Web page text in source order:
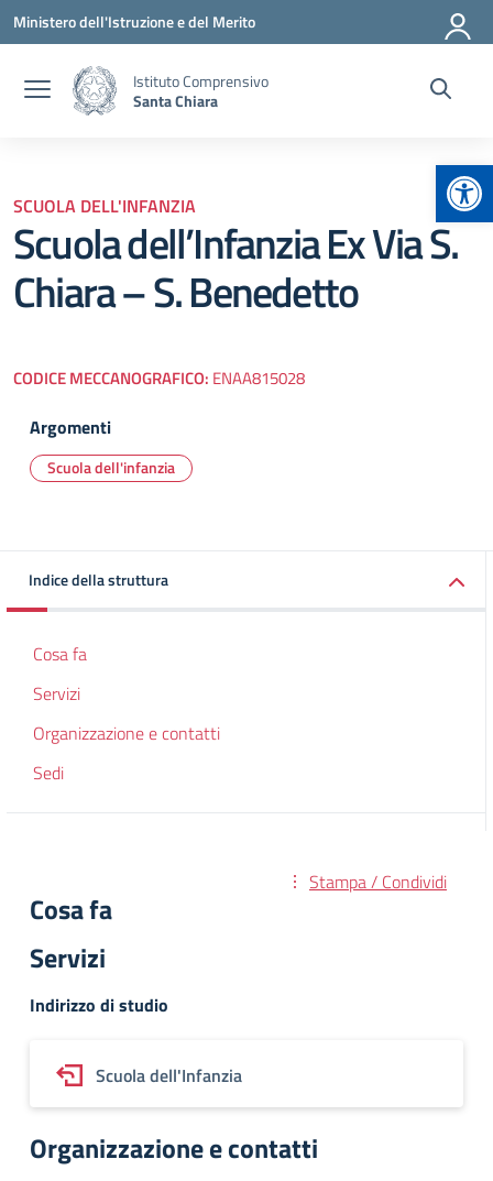
Vai ai contenuti
Vai al menu di navigazione
Vai al footer
Ministero dell'Istruzione e del Merito
Istituto Comprensivo
Santa Chiara
SCUOLA DELL'INFANZIA
Scuola dell’Infanzia Ex Via S.
Chiara – S. Benedetto
CODICE MECCANOGRAFICO: ENAA815028
Argomenti
Scuola dell'infanzia
Indice della struttura
Cosa fa
Servizi
Organizzazione e contatti
Sedi
Stampa / Condividi
Cosa fa
Servizi
Indirizzo di studio
Scuola dell'Infanzia
Organizzazione e contatti